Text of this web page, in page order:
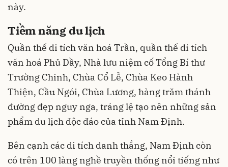
này.
Tiềm năng du lịch
Quần thể di tích văn hoá Trần, quần thể di tích
văn hoá Phủ Dầy, Nhà lưu niệm cố Tổng Bí thư
Trường Chinh, Chùa Cổ Lễ, Chùa Keo Hành
Thiện, Cầu Ngói, Chùa Lương, hàng trăm thánh
đường đẹp nguy nga, tráng lệ tạo nên những sản
phẩm du lịch độc đáo của tỉnh Nam Định.
Bên cạnh các di tích danh thắng, Nam Định còn
có trên 100 làng nghề truyền thống nổi tiếng như